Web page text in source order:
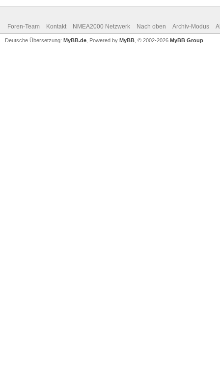
Foren-Team Kontakt NMEA2000 Netzwerk Nach oben Archiv-Modus
Deutsche Übersetzung: MyBB.de , Powered by MyBB , © 2002-2026 MyBB Group